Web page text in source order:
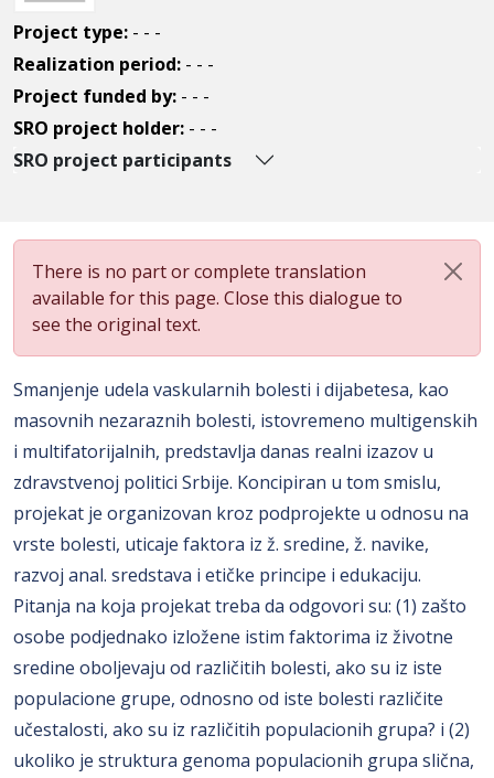
Project type: - - -
Realization period: - - -
Project funded by: - - -
SRO project holder: - - -
SRO project participants
There is no part or complete translation
available for this page. Close this dialogue to
see the original text.
Smanjenje udela vaskularnih bolesti i dijabetesa, kao
masovnih nezaraznih bolesti, istovremeno multigenskih
i multifatorijalnih, predstavlja danas realni izazov u
zdravstvenoj politici Srbije. Koncipiran u tom smislu,
projekat je organizovan kroz podprojekte u odnosu na
vrste bolesti, uticaje faktora iz ž. sredine, ž. navike,
razvoj anal. sredstava i etičke principe i edukaciju.
Pitanja na koja projekat treba da odgovori su: (1) zašto
osobe podjednako izložene istim faktorima iz životne
sredine oboljevaju od različitih bolesti, ako su iz iste
populacione grupe, odnosno od iste bolesti različite
učestalosti, ako su iz različitih populacionih grupa? i (2)
ukoliko je struktura genoma populacionih grupa slična,